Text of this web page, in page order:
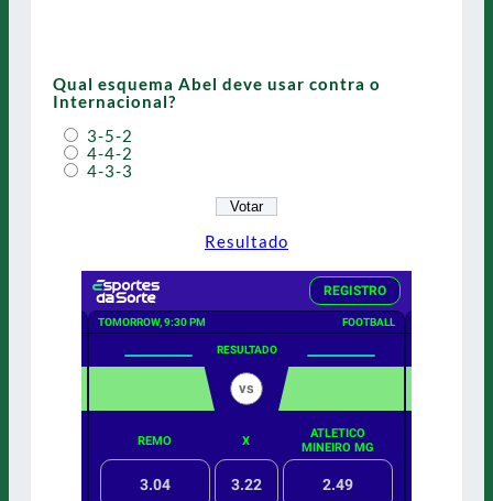
Qual esquema Abel deve usar contra o
Internacional?
3-5-2
4-4-2
4-3-3
Resultado